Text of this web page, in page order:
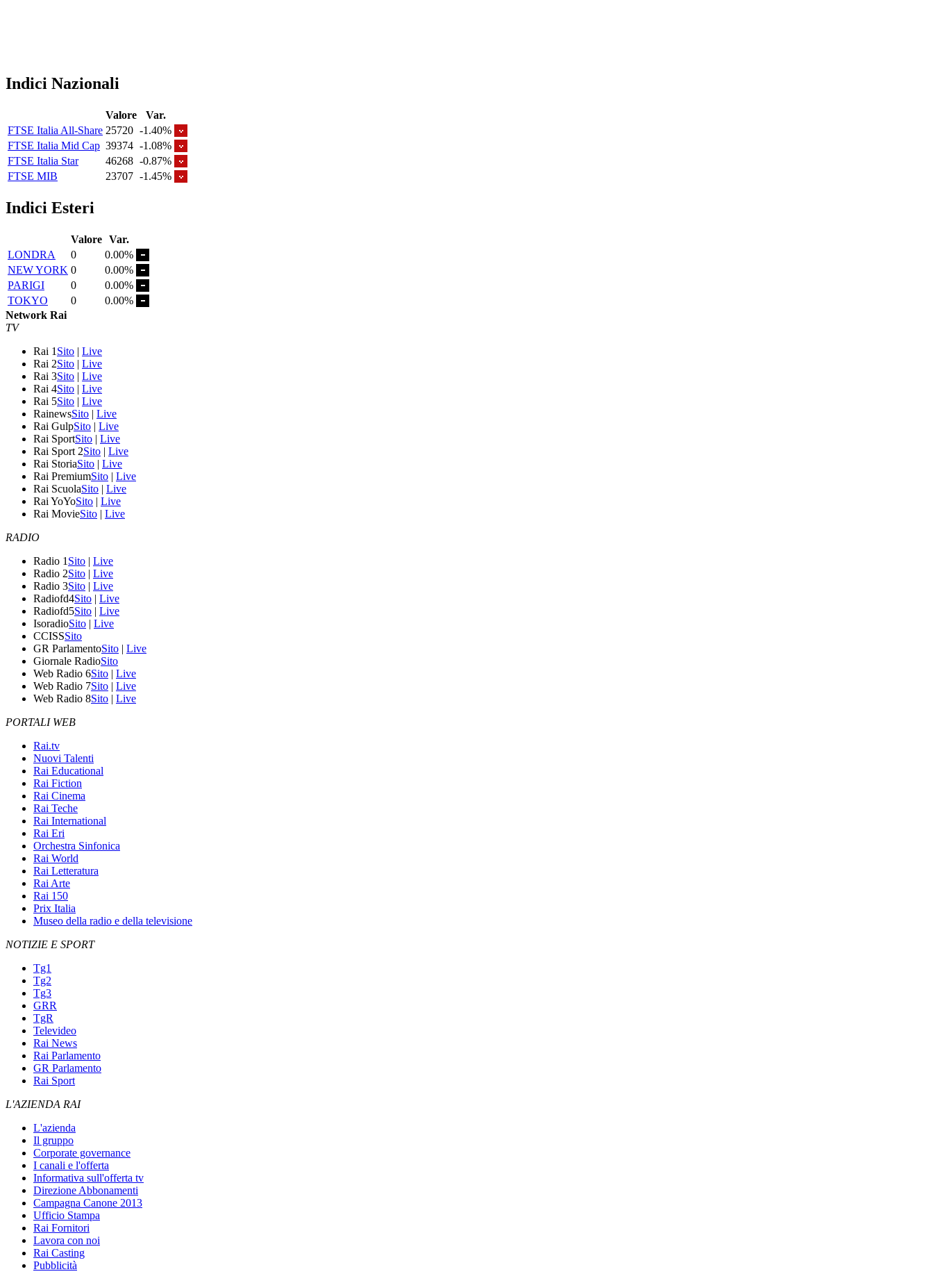
Indici Nazionali
Valore
Var.
FTSE Italia All-Share 25720 -1.40%
FTSE Italia Mid Cap 39374 -1.08%
FTSE Italia Star
46268 -0.87%
FTSE MIB
23707 -1.45%
Indici Esteri
Valore Var.
LONDRA
0
0.00%
NEW YORK 0
0.00%
PARIGI
0
0.00%
TOKYO
0
0.00%
Network Rai
TV
Rai 1 Sito | Live
Rai 2Sito | Live
Rai 3Sito | Live
Rai 4Sito | Live
Rai 5Sito | Live
RainewsSito | Live
Rai GulpSito | Live
Rai SportSito | Live
Rai Sport 2Sito | Live
Rai StoriaSito | Live
Rai PremiumSito | Live
Rai ScuolaSito | Live
Rai YoYoSito | Live
Rai MovieSito | Live
RADIO
Radio 1 Sito | Live
Radio 2Sito | Live
Radio 3Sito | Live
Radiofd4Sito | Live
Radiofd5Sito | Live
IsoradioSito | Live
CCISSSito
GR ParlamentoSito | Live
Giornale RadioSito
Web Radio 6Sito | Live
Web Radio 7Sito | Live
Web Radio 8Sito | Live
PORTALI WEB
Rai.tv
Nuovi Talenti
Rai Educational
Rai Fiction
Rai Cinema
Rai Teche
Rai International
Rai Eri
Orchestra Sinfonica
Rai World
Rai Letteratura
Rai Arte
Rai 150
Prix Italia
Museo della radio e della televisione
NOTIZIE E SPORT
Tg1
Tg2
Tg3
GRR
TgR
Televideo
Rai News
Rai Parlamento
GR Parlamento
Rai Sport
L'AZIENDA RAI
L'azienda
Il gruppo
Corporate governance
I canali e l'offerta
Informativa sull'offerta tv
Direzione Abbonamenti
Campagna Canone 2013
Ufficio Stampa
Rai Fornitori
Lavora con noi
Rai Casting
Pubblicità